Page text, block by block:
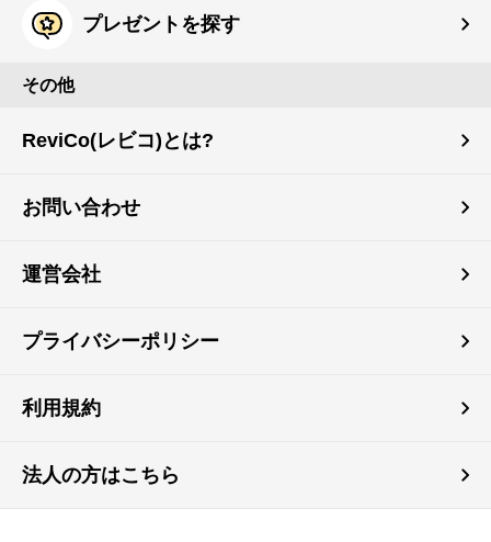
プレゼントを探す
その他
ReviCo(レビコ)とは?
お問い合わせ
運営会社
プライバシーポリシー
利用規約
法人の方はこちら